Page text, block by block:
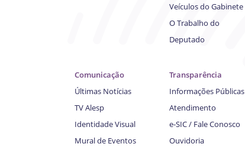
Veículos do Gabinete
O Trabalho do
Deputado
Comunicação
Últimas Notícias
TV Alesp
Identidade Visual
Mural de Eventos
Transparência
Informações Públicas
Atendimento
e-SIC / Fale Conosco
Ouvidoria